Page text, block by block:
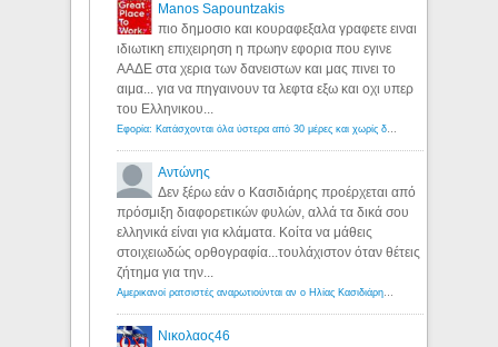
Manos Sapountzakis
πιο δημοσιο και κουραφεξαλα γραφετε ειναι
ιδιωτικη επιχειρηση η πρωην εφορια που εγινε
ΑΑΔΕ στα χερια των δανειστων και μας πινει το
αιμα... για να πηγαινουν τα λεφτα εξω και οχι υπερ
του Ελληνικου...
Εφορία: Κατάσχονται όλα ύστερα από 30 μέρες και χωρίς δικαστικές αποφάσεις - Λόγιος Ερμής
Αντώνης
Δεν ξέρω εάν ο Κασιδιάρης προέρχεται από
πρόσμιξη διαφορετικών φυλών, αλλά τα δικά σου
ελληνικά είναι για κλάματα. Κοίτα να μάθεις
στοιχειωδώς ορθογραφία...τουλάχιστον όταν θέτεις
ζήτημα για την...
Αμερικανοί ρατσιστές αναρωτιούνται αν ο Ηλίας Κασιδιάρης ανήκει στη λευκή φυλή... - Λόγιος Ερμής
Νικολαος46